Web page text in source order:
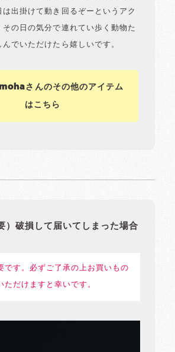
は出掛けて動き回るぞーというアク
その日の気分で連れてい歩く動物た
でいただけたら嬉しいです。
さんのその他のアイテム
はこちら
）破損して届いてしまった場合
です。必ずご了承の上お買いもの
ただけますと幸いです。